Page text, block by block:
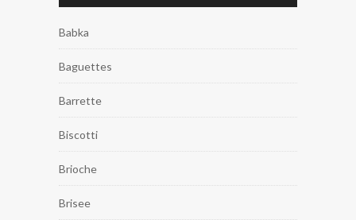
Babka
Baguettes
Barrette
Biscotti
Brioche
Brisee